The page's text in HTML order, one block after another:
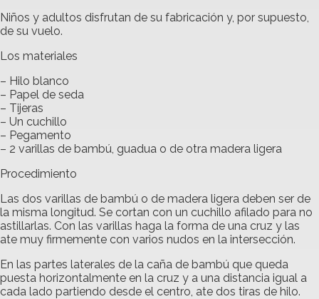
Niños y adultos disfrutan de su fabricación y, por supuesto,
de su vuelo.
Los materiales
– Hilo blanco
– Papel de seda
– Tijeras
– Un cuchillo
– Pegamento
– 2 varillas de bambú, guadua o de otra madera ligera
Procedimiento
Las dos varillas de bambú o de madera ligera deben ser de
la misma longitud. Se cortan con un cuchillo afilado para no
astillarlas. Con las varillas haga la forma de una cruz y las
ate muy firmemente con varios nudos en la intersección.
En las partes laterales de la caña de bambú que queda
puesta horizontalmente en la cruz y a una distancia igual a
cada lado partiendo desde el centro, ate dos tiras de hilo.